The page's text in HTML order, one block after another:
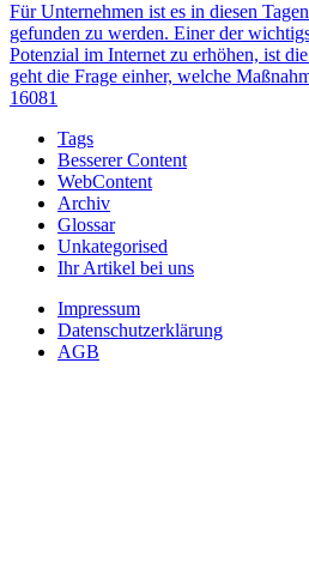
Für Unternehmen ist es in diesen
gefunden zu werden. Einer der
Potenzial im Internet zu erhöhen, ist
geht die Frage einher, welche
16081
Tags
Besserer Content
WebContent
Archiv
Glossar
Unkategorised
Ihr Artikel bei uns
Impressum
Datenschutzerklärung
AGB